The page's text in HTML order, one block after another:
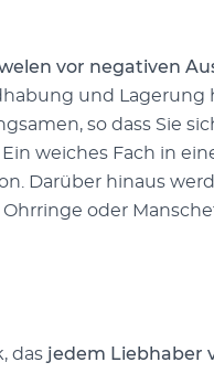
vor negativen
und Lagerung
so dass Sie
weiches Fach in
Darüber hinaus
oder
das jedem Liebhaber